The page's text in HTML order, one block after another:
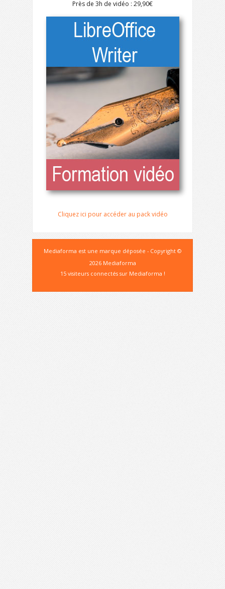
Près de 3h de vidéo : 29,90€
Cliquez ici pour accéder au pack vidéo
Mediaforma est une marque déposée - Copyright ©
2026 Mediaforma
15 visiteurs connectés sur Mediaforma !